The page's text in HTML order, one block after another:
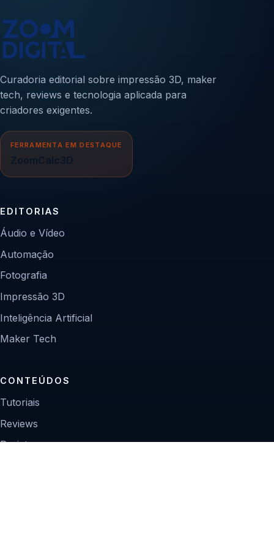
Curadoria editorial sobre impressão 3D, maker
tech, reviews e tecnologia aplicada para
criadores exigentes.
FERRAMENTA EM DESTAQUE
ZoomCalc3D
EDITORIAS
Áudio e Vídeo
Automação
Fotografia
Impressão 3D
Inteligência Artificial
Maker Tech
CONTEÚDOS
Tutoriais
Reviews
Projetos